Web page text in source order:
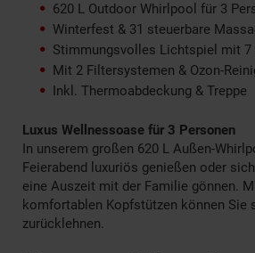
620 L Outdoor Whirlpool für 3
Winterfest & 31 steuerbare
Stimmungsvolles Lichtspiel mit 7
Mit 2 Filtersystemen & Ozon-
Inkl. Thermoabdeckung & Treppe
Luxus Wellnessoase für 3 Personen
In unserem großen 620 L Außen-
Feierabend luxuriös genießen oder
eine Auszeit mit der Familie gönnen.
komfortablen Kopfstützen können Sie
zurücklehnen.